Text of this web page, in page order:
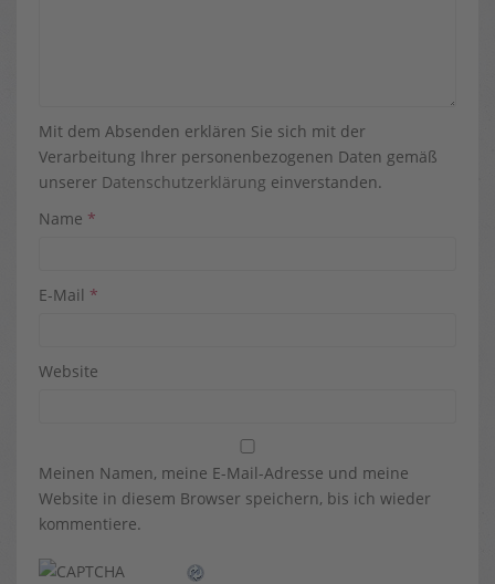
Mit dem Absenden erklären Sie sich mit der
Verarbeitung Ihrer personenbezogenen Daten gemäß
unserer Datenschutzerklärung einverstanden.
Name *
E-Mail *
Website
Meinen Namen, meine E-Mail-Adresse und meine
Website in diesem Browser speichern, bis ich wieder
kommentiere.